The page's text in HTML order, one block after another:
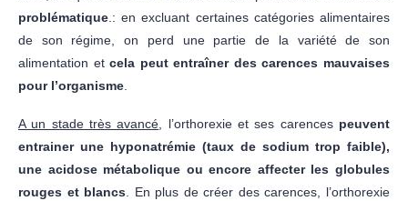
problématique.: en excluant certaines catégories alimentaires
de son régime, on perd une partie de la variété de son
alimentation etcela peut entraîner des carences mauvaises
pour l’organisme.
A un stade très avancé, l’orthorexie et ses carences peuvent
entrainer une hyponatrémie (taux de sodium trop faible),
une acidose métabolique ou encore affecter les globules
rouges et blancs. En plus de créer des carences, l’orthorexie